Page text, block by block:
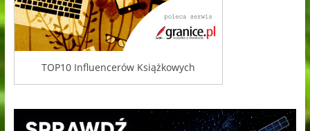
TOP10 Influencerów Książkowych